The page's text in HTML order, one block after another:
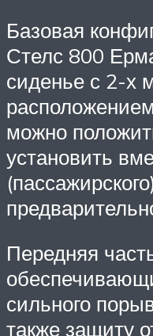
Базовая
Стелс 800
сиденье с 2-х
можно
установить
Передняя
сильного
также защиту